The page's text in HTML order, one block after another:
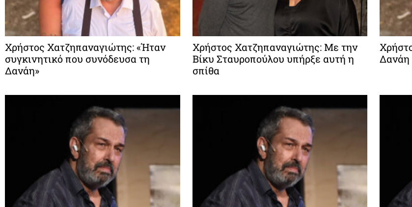
Χρήστος Χατζηπαναγιώτης: «Ήταν
συγκινητικό που συνόδευσα τη
Δανάη»
Χρήστος Χατζηπαναγιώτης: Με την
Βίκυ Σταυροπούλου υπήρξε αυτή η
σπίθα
Δανάη